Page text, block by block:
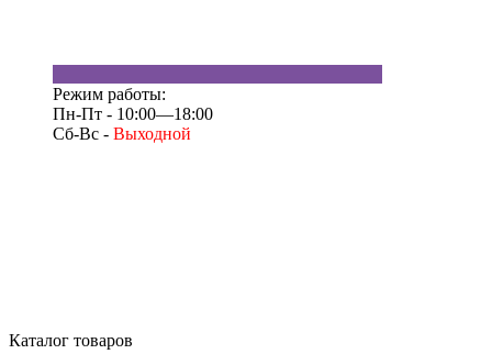
Режим работы:
Пн-Пт - 10:00—18:00
Сб-Вс - Выходной
Каталог товаров